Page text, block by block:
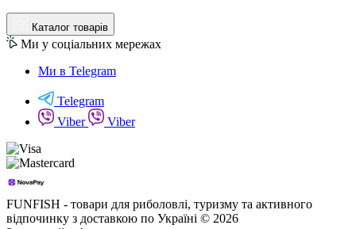
Каталог товарів
Ми у соціальних мережах
Ми в Telegram
Telegram
Viber
Viber
FUNFISH - товари для риболовлі, туризму та активного
відпочинку з доставкою по Україні © 2026